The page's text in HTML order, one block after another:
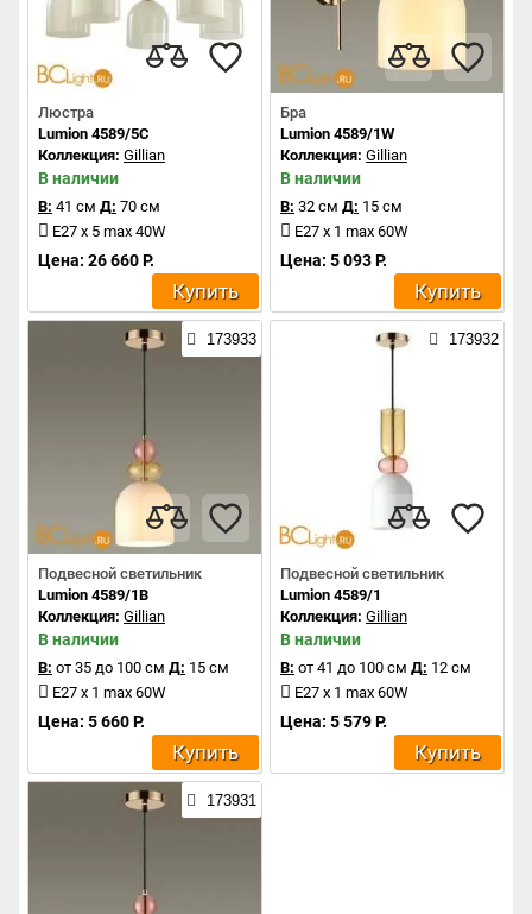
Люстра
Lumion 4589/5C
Коллекция: Gillian
В наличии
В: 41 см Д: 70 см
E27 x 5 max 40W
Цена: 26 660 Р.
Купить
Бра
Lumion 4589/1W
Коллекция: Gillian
В наличии
В: 32 см Д: 15 см
E27 x 1 max 60W
Цена: 5 093 Р.
Купить
173933
Подвесной светильник
Lumion 4589/1B
Коллекция: Gillian
В наличии
В: от 35 до 100 см Д: 15 см
E27 x 1 max 60W
Цена: 5 660 Р.
Купить
173932
Подвесной светильник
Lumion 4589/1
Коллекция: Gillian
В наличии
В: от 41 до 100 см Д: 12 см
E27 x 1 max 60W
Цена: 5 579 Р.
Купить
173931